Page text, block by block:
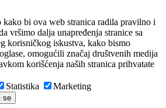
bi ova web stranica radila pravilno i
vršimo dalja unapređenja stranice sa
korisničkog iskustva, kako bismo
omogućili značaj društvenih medija
korišćenja naših stranica prihvatate
Statistika Marketing
se